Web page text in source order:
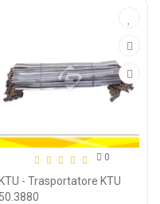
0
KTU - Trasportatore KTU
50.3880